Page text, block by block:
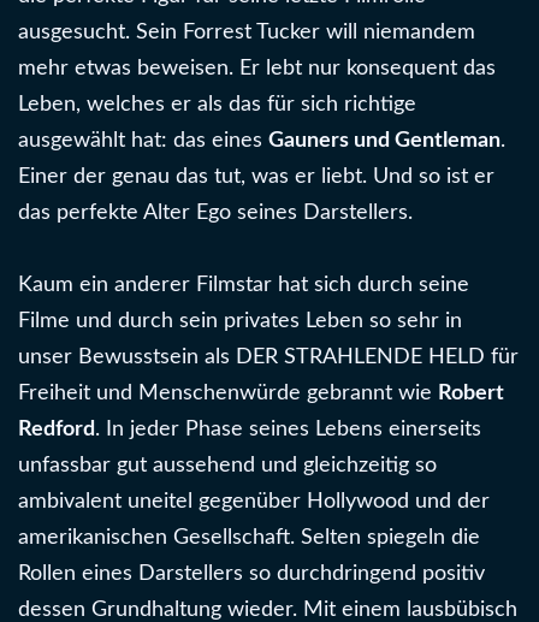
ausgesucht. Sein Forrest Tucker will niemandem
mehr etwas beweisen. Er lebt nur konsequent das
Leben, welches er als das für sich richtige
ausgewählt hat: das eines Gauners und Gentleman.
Einer der genau das tut, was er liebt. Und so ist er
das perfekte Alter Ego seines Darstellers.
Kaum ein anderer Filmstar hat sich durch seine
Filme und durch sein privates Leben so sehr in
unser Bewusstsein als DER STRAHLENDE HELD für
Freiheit und Menschenwürde gebrannt wie Robert
Redford. In jeder Phase seines Lebens einerseits
unfassbar gut aussehend und gleichzeitig so
ambivalent uneitel gegenüber Hollywood und der
amerikanischen Gesellschaft. Selten spiegeln die
Rollen eines Darstellers so durchdringend positiv
dessen Grundhaltung wieder. Mit einem lausbübisch